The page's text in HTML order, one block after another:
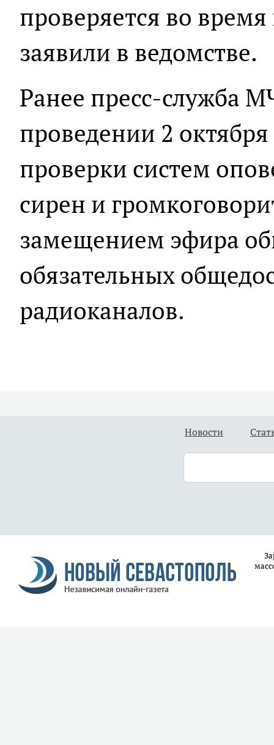
проверяется во
заявили в ведомстве.
Ранее пресс-служба
проведении 2
проверки систем
сирен и
замещением эфира
обязательных
радиоканалов.
Новости